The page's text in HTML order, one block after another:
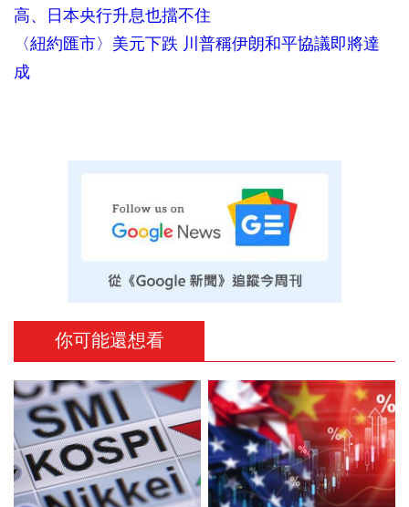
高、日本央行升息也擋不住
〈紐約匯市〉美元下跌 川普稱伊朗和平協議即將達
成
你可能還想看